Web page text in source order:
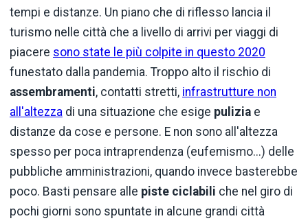
tempi e distanze. Un piano che di riflesso lancia il
turismo nelle città che a livello di arrivi per viaggi di
piacere sono state le più colpite in questo 2020
funestato dalla pandemia. Troppo alto il rischio di
assembramenti, contatti stretti, infrastrutture non
all'altezza di una situazione che esige pulizia e
distanze da cose e persone. E non sono all'altezza
spesso per poca intraprendenza (eufemismo...) delle
pubbliche amministrazioni, quando invece basterebbe
poco. Basti pensare alle piste ciclabili che nel giro di
pochi giorni sono spuntate in alcune grandi città